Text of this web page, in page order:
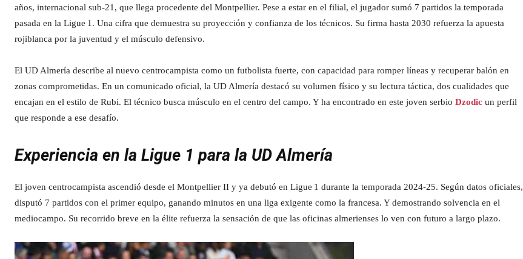
años, internacional sub‑21, que llega procedente del Montpellier. Pese a estar en el filial, el jugador sumó 7 partidos la temporada
pasada en la Ligue 1. Una cifra que demuestra su proyección y confianza de los técnicos. Su firma hasta 2030 refuerza la apuesta
rojiblanca por la juventud y el músculo defensivo.
El UD Almería describe al nuevo centrocampista como un futbolista fuerte, con capacidad para romper líneas y recuperar balón en
zonas comprometidas. En un comunicado oficial, la UD Almería destacó su volumen físico y su lectura táctica, dos cualidades que
encajan en el estilo de Rubi. El técnico busca músculo en el centro del campo. Y ha encontrado en este joven serbio Dzodic un perfil
que responde a ese desafío.
Experiencia en la Ligue 1 para la UD Almería
El joven centrocampista ascendió desde el Montpellier II y ya debutó en Ligue 1 durante la temporada 2024‑25. Según datos oficiales,
disputó 7 partidos con el primer equipo, ganando minutos en una liga exigente como la francesa. Y demostrando solvencia en el
mediocampo. Su recorrido breve en la élite refuerza la sensación de que las oficinas almerienses lo ven con futuro a largo plazo.